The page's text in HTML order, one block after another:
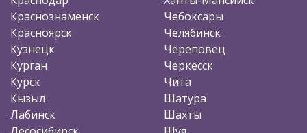
Краснознаменск
Красноярск
Кузнецк
Курган
Курск
Кызыл
Лабинск
Чебоксары
Челябинск
Череповец
Черкесск
Чита
Шатура
Шахты